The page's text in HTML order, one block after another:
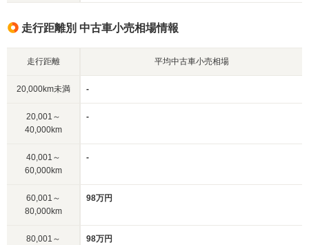
走行距離別 中古車小売相場情報
走行距離 平均中古車小売相場
20,000km未満 -
20,001～
40,000km
-
40,001～
60,000km
-
60,001～
80,000km
98万円
80,001～
98万円